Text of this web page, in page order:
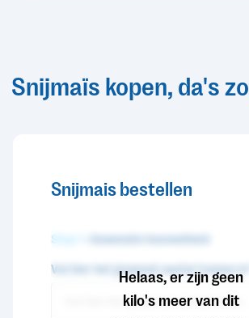
Snijmaïs kopen, da's zo
Snijmais bestellen
Helaas, er zijn geen
kilo's meer van dit
Stap 1 - Gewenste hoeveelheid
Vul hier het gewenst aantal tonnen in*